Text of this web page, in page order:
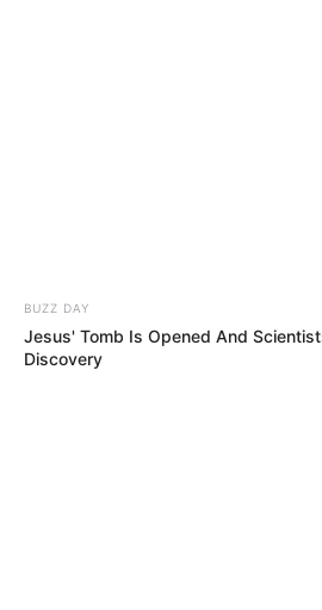
BUZZ DAY
Jesus' Tomb Is Opened And
Discovery